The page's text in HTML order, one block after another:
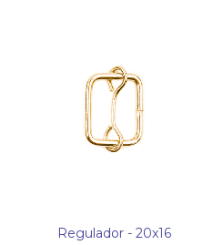
Regulador - 20x16